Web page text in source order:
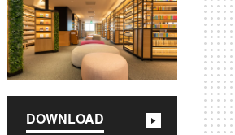
DOWNLOAD